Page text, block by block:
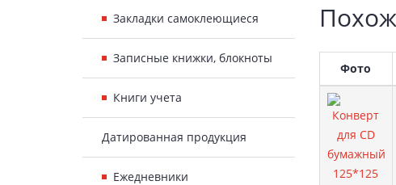
Фото
Закладки самоклеющиеся
Записные книжки, блокноты
Книги учета
Датированная продукция
Ежедневники